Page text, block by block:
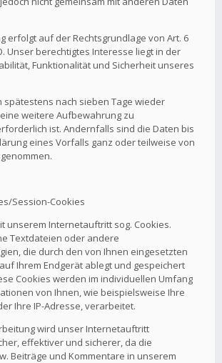
erfolgt auf der Rechtsgrundlage von Art. 6
Unser berechtigtes Interesse liegt in der
Funktionalität und Sicherheit unseres
spätestens nach sieben Tage wieder
weitere Aufbewahrung zu
ist. Andernfalls sind die Daten bis
eines Vorfalls ganz oder teilweise von
Session-Cookies
unserem Internetauftritt sog. Cookies.
Textdateien oder andere
die durch den von Ihnen eingesetzten
Ihrem Endgerät ablegt und gespeichert
Cookies werden im individuellen Umfang
von Ihnen, wie beispielsweise Ihre
Ihre IP-Adresse, verarbeitet.
wird unser Internetauftritt
effektiver und sicherer, da die
Beiträge und Kommentare in unserem